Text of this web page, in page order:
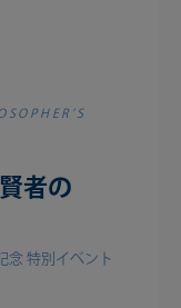
者の
念 特別イベント